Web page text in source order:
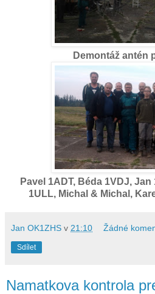
Demontáž antén
Pavel 1ADT, Béda 1VDJ,
1ULL, Michal & Michal,
Jan OK1ZHS v 21:10 Žádné
Sdílet
Namatkova kontrola